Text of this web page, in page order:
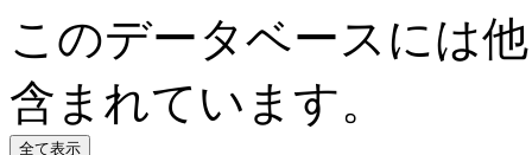
このデータベースには
含まれています。